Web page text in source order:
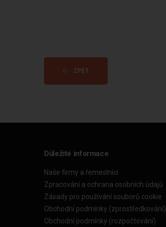
ZPĚT
Důležité informace
Naše firmy a řemeslníci
Zpracování a ochrana osobních údajů
Zásady pro používání souborů cookie
Obchodní podmínky (zprostředkování)
Obchodní podmínky (rozpočtování)